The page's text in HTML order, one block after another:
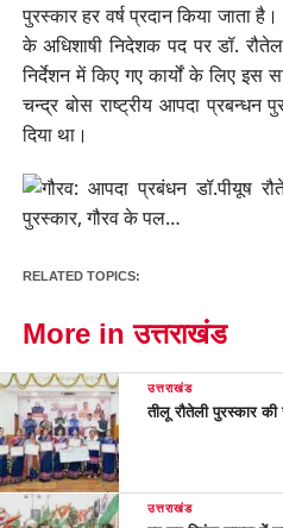
पुरस्कार हर वर्ष प्रदान किया जाता
के अधिशाषी निदेशक पद पर डॉ.
निर्देशन में किए गए कार्यों के लिए इस
चन्द्र बोस राष्ट्रीय आपदा प्रबन्धन
दिया था।
RELATED TOPICS:
More in उत्तराखंड
उत्तराखंड
तीलू रौतेली पुरस्कार
उत्तराखंड